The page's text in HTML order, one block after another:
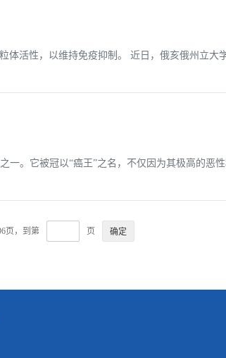
活性，以维持免疫抑制。 近日，俄亥俄州立大学
一。它被冠以“癌王”之名，不仅因为其极高的恶
页，到第 页